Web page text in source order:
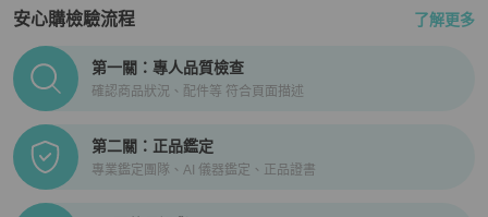
安心購檢驗流程 了解更多
PopChill拍拍圈正品驗證、安心購檢驗流程介紹
第一關：專人品質檢查
確認商品狀況、配件等 符合頁面描述
第二關：正品鑑定
專業鑑定團隊、AI 儀器鑑定、正品證書